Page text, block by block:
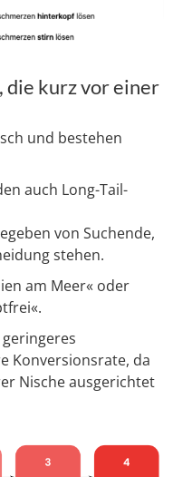
kurz vor einer
und bestehen
auch Long-Tail-
von Suchende,
stehen.
am Meer« oder
Konversionsrate, da
Nische ausgerichtet